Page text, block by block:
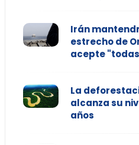
Irán
estrecho de
acepte
La
alcanza su
años